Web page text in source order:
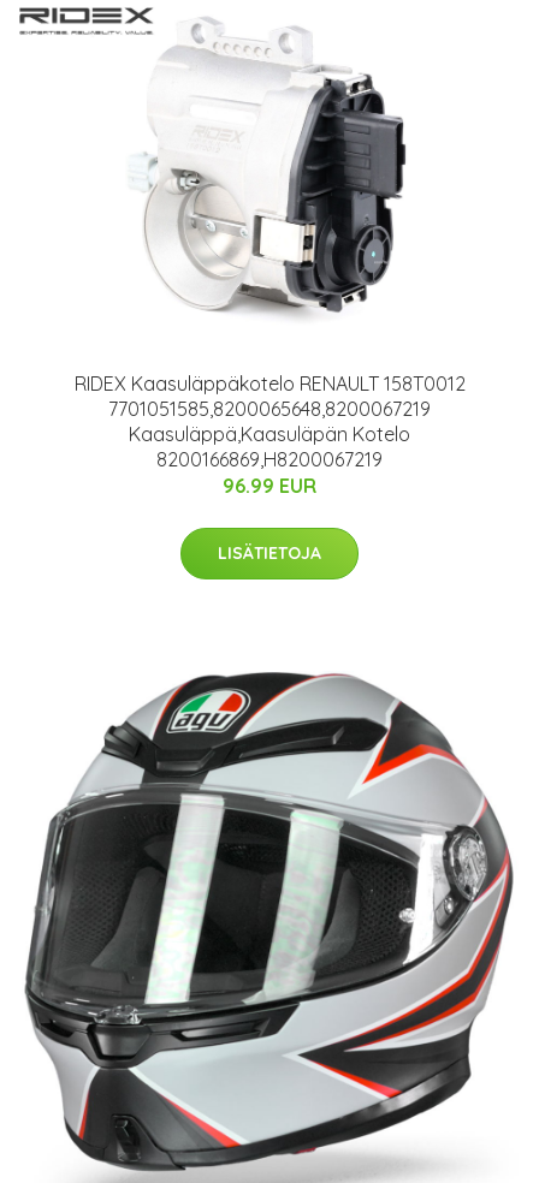
RIDEX Kaasuläppäkotelo RENAULT 158T0012
7701051585,8200065648,8200067219
Kaasuläppä,Kaasuläpän Kotelo
8200166869,H8200067219
96.99 EUR
LISÄTIETOJA